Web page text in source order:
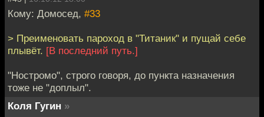
Кому: Домосед, #33
> Преименовать пароход в "Титаник" и пущай себе
плывёт. [В последний путь.]
"Ностромо", строго говоря, до пункта назначения
тоже не "доплыл".
Коля Гугин »